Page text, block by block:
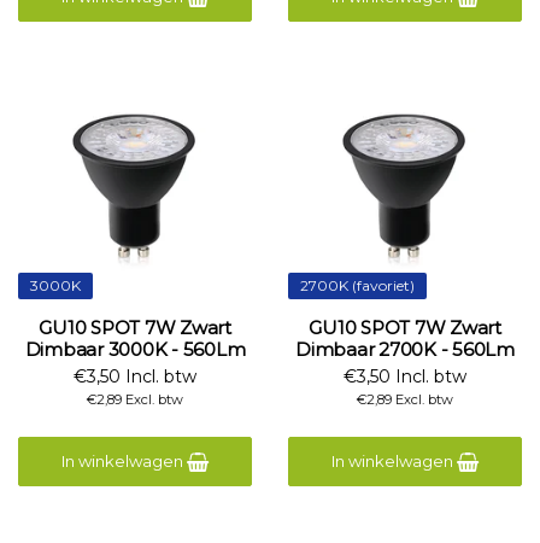
3000K
GU10 SPOT 7W Zwart
Dimbaar 3000K - 560Lm
€3,50 Incl. btw
€2,89 Excl. btw
In winkelwagen
2700K (favoriet)
GU10 SPOT 7W Zwart
Dimbaar 2700K - 560Lm
€3,50 Incl. btw
€2,89 Excl. btw
In winkelwagen